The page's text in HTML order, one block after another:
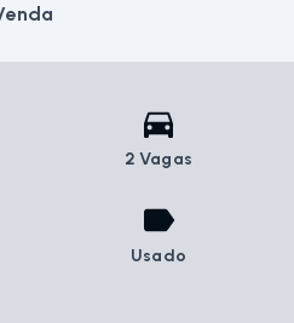
2 Vagas
Usado